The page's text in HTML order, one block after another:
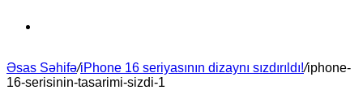
for
Əsas Səhifə/iPhone 16 seriyasının dizaynı sızdırıldı!/iphone-
16-serisinin-tasarimi-sizdi-1